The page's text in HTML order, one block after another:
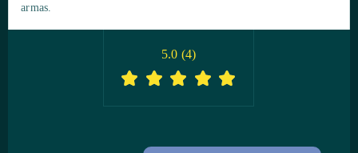
armas.
5.0 (4)